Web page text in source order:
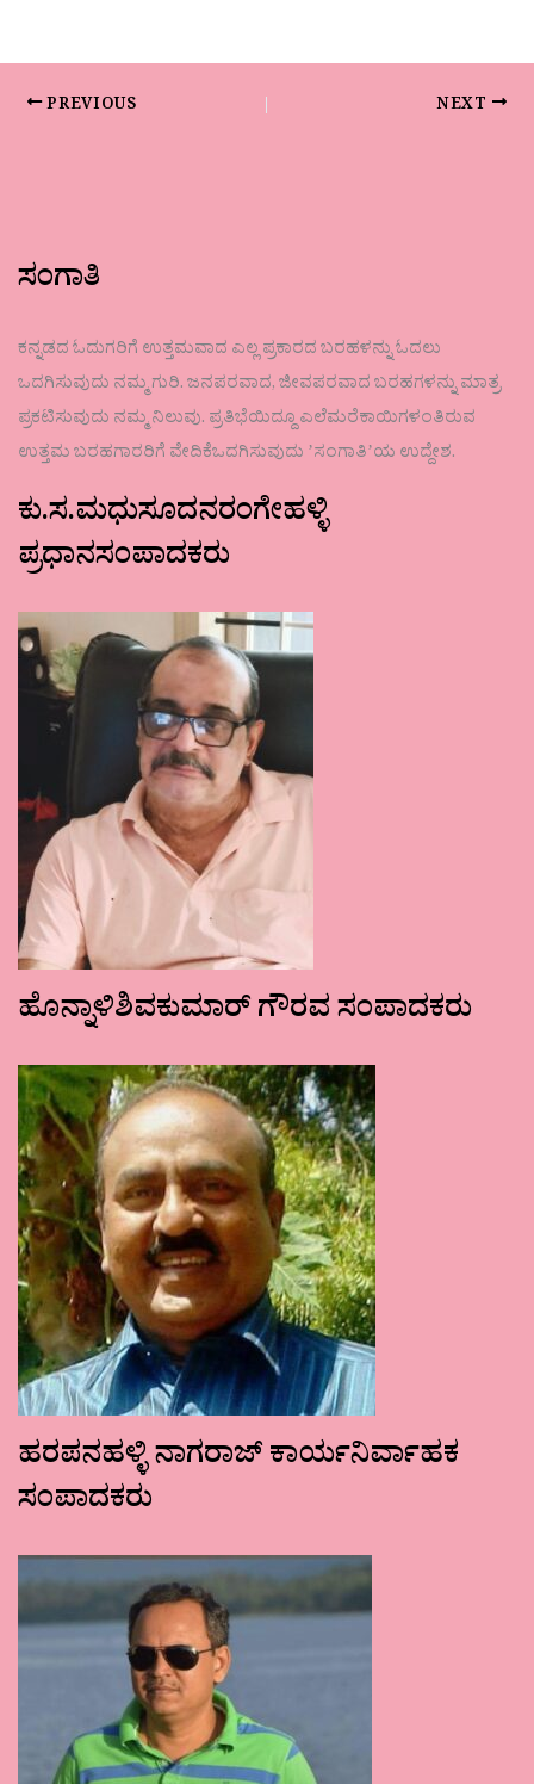
PREVIOUS NEXT
ಸಂಗಾತಿ
ಕನ್ನಡದ ಓದುಗರಿಗೆ ಉತ್ತಮವಾದ ಎಲ್ಲ ಪ್ರಕಾರದ ಬರಹಳನ್ನು ಓದಲು
ಒದಗಿಸುವುದು ನಮ್ಮ ಗುರಿ. ಜನಪರವಾದ, ಜೀವಪರವಾದ ಬರಹಗಳನ್ನು ಮಾತ್ರ
ಪ್ರಕಟಿಸುವುದು ನಮ್ಮ ನಿಲುವು. ಪ್ರತಿಭೆಯಿದ್ದೂ ಎಲೆಮರೆಕಾಯಿಗಳಂತಿರುವ
ಉತ್ತಮ ಬರಹಗಾರರಿಗೆ ವೇದಿಕೆಒದಗಿಸುವುದು ʼಸಂಗಾತಿʼಯ ಉದ್ದೇಶ.
ಕು.ಸ.ಮಧುಸೂದನರಂಗೇಹಳ್ಳಿ
ಪ್ರಧಾನಸಂಪಾದಕರು
ಹೊನ್ನಾಳಿಶಿವಕುಮಾರ್ ಗೌರವ ಸಂಪಾದಕರು
ಹರಪನಹಳ್ಳಿ ನಾಗರಾಜ್ ಕಾರ್ಯನಿರ್ವಾಹಕ
ಸಂಪಾದಕರು